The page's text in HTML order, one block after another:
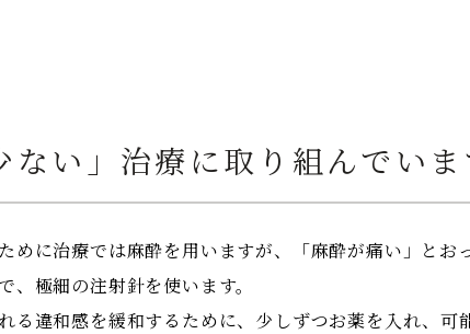
ない」治療に取り組んでいま
めに治療では麻酔を用いますが、「麻酔が痛い」と
、極細の注射針を使います。
る違和感を緩和するために、少しずつお薬を入れ、可